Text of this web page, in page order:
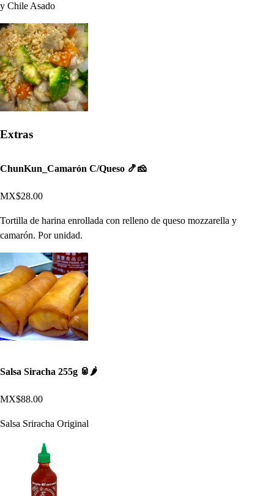
y Chile Asado
Extras
ChunKun_Camarón C/Queso 🍤🧀
MX$28.00
Tortilla de harina enrollada con relleno de queso mozzarella y
camarón. Por unidad.
Salsa Siracha 255g 🥫🌶
MX$88.00
Salsa Sriracha Original